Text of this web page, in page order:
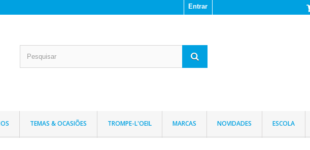
Entrar
TEMAS & OCASIÕES TROMPE-L'OEIL MARCAS NOVIDADES ESCOLA